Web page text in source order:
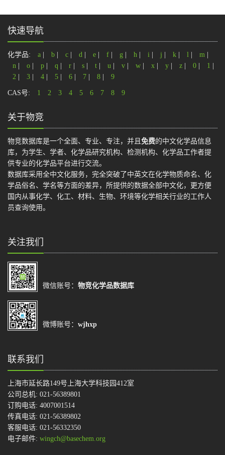
快速导航
化学品: a b c d e f g h i j k l m
n
o p q r s t u v w x y z 0 1
2
3 4 5 6 7 8 9
CAS号: 1 2 3 4 5 6 7 8 9
关于物竞
物竞数据库是一个全面、专业、专注，并且 免费的中文化学品信息
库，为学生、学者、化学品研究机构、检测机构、化学品工作者提
供专业的化学品平台进行交流。
数据库采用全中文化服务，完全突破了中英文在化学物质命名、化
学品俗名、学名等方面的差异，所提供的数据全部中文化，更方便
国内从事化学、化工、材料、生物、环境等化学相关行业的工作人
员查询使用。
关注我们
微信账号： 物竞化学品数据库
微博账号： wjhxp
联系我们
上海市延长路149号上海大学科技园412室
公司总机: 021-56389801
订购电话: 4007001514
传真电话: 021-56389802
客服电话: 021-56332350
电子邮件: wingch@basechem.org